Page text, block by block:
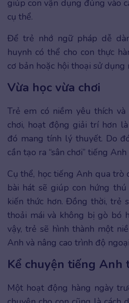
giúp con vận dụng đúng vào
cụ thể.
Để trẻ nhớ ngữ pháp dễ
huynh có thể cho con thực
cơ bản hoặc hội thoại sử dụng
Vừa học vừa chơi
Trẻ em có niềm yêu thích
chơi, hoạt động giải trí hơn
đó mang tính lý thuyết. Do
cần tạo ra “sân chơi” tiếng
Cụ thể, học tiếng Anh qua trò
bài hát sẽ giúp con hứng
kiến thức hơn. Đồng thời, trẻ
thoải mái và không bị gò bó
vậy, trẻ sẽ hình thành một
Anh và nâng cao trình độ
Kể chuyện tiếng Anh
Một hoạt động hàng ngày